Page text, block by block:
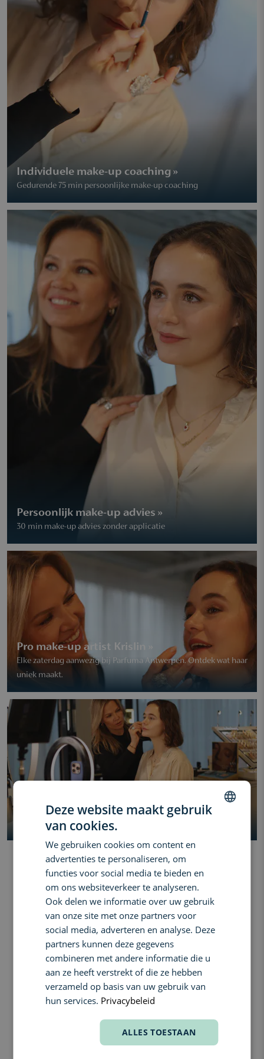
Gedurende 75 min persoonlijke make-up coaching
Individuele make-up coaching »
30 min make-up advies zonder applicatie
Persoonlijk make-up advies »
Elke zaterdag aanwezig bij Parfuma Antwerpen. Ontdek wat haar
uniek maakt.
Pro make-up artist Krislin »
Vind jouw perfecte match
TOP 10 MAKE-UP BESTSELLERS
JANE IREDALE
Pommisst Hydration
Mini Radiant Creamy
Concealer
Deze website maakt gebruik
van cookies.
We gebruiken cookies om content en
advertenties te personaliseren, om
functies voor social media te bieden en
om ons websiteverkeer te analyseren.
Ook delen we informatie over uw gebruik
van onze site met onze partners voor
social media, adverteren en analyse. Deze
partners kunnen deze gegevens
combineren met andere informatie die u
aan ze heeft verstrekt of die ze hebben
verzameld op basis van uw gebruik van
hun services. Privacybeleid
ALLES TOESTAAN